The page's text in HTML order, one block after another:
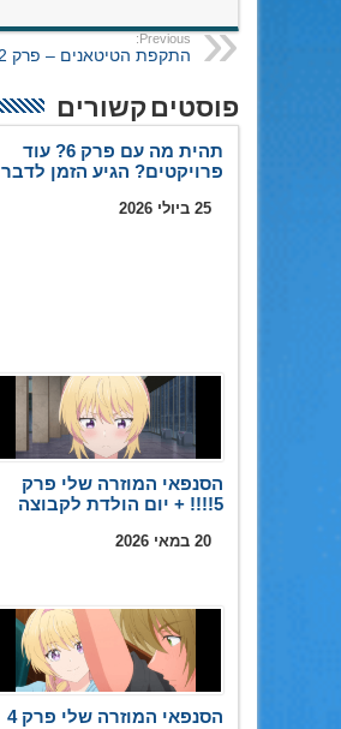
Previous:
התקפת הטיטאנים – פרק 32
פוסטים קשורים
תהית מה עם פרק 6? עוד
פרויקטים? הגיע הזמן לדבר
25 ביולי 2026
הסנפאי המוזרה שלי פרק
5!!!! + יום הולדת לקבוצה
20 במאי 2026
הסנפאי המוזרה שלי פרק 4